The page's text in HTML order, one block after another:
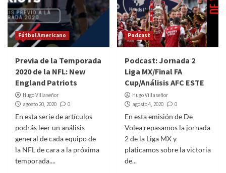
Fútbol Americano
Previa de la Temporada
2020 de la NFL: New
England Patriots
Hugo Villaseñor
agosto 20, 2020
0
En esta serie de artículos
podrás leer un análisis
general de cada equipo de
la NFL de cara a la próxima
temporada....
Podcast
Podcast: Jornada 2
Liga MX/Final FA
Cup/Análisis AFC ESTE
Hugo Villaseñor
agosto 4, 2020
0
En esta emisión de De
Volea repasamos la jornada
2 de la Liga MX y
platicamos sobre la victoria
de...